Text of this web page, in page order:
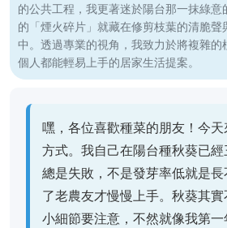
的公共工程，我更著迷於陽台那一抹綠意
的「煙火碎片」就藏在修剪枝葉的清脆
中。透過專業的視角，我致力於將複雜
個人都能輕易上手的居家生活提案。
嘿，各位喜歡種菜的朋友！今
方式。我自己在陽台種秋葵已
總是失敗，不是發芽率低就是
了老農友才慢慢上手。秋葵其
小細節要注意，不然就像我第